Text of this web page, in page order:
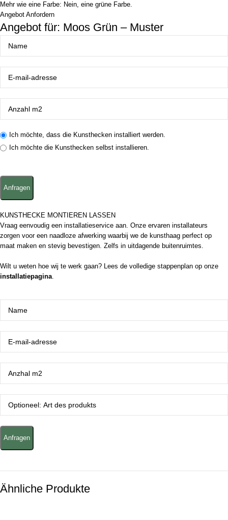
Mehr wie eine Farbe: Nein, eine grüne Farbe.
Angebot Anfordern
Angebot für: Moos Grün – Muster
Ich möchte, dass die Kunsthecken installiert werden.
Ich möchte die Kunsthecken selbst installieren.
KUNSTHECKE MONTIEREN LASSEN
Vraag eenvoudig een installatieservice aan. Onze ervaren installateurs
zorgen voor een naadloze afwerking waarbij we de kunsthaag perfect op
maat maken en stevig bevestigen. Zelfs in uitdagende buitenruimtes.
Wilt u weten hoe wij te werk gaan? Lees de volledige stappenplan op onze
installatiepagina.
Ähnliche Produkte